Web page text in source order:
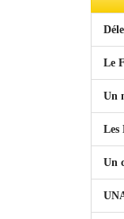
Le
Un
Les
Un